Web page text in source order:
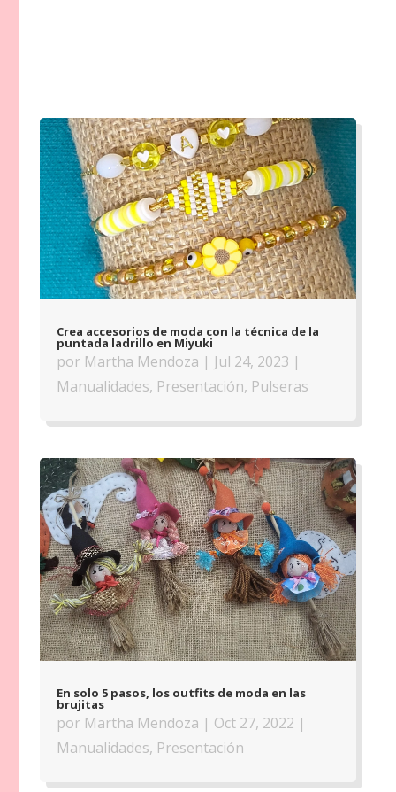
Crea accesorios de moda con la técnica de la
puntada ladrillo en Miyuki
por Martha Mendoza | Jul 24, 2023 |
Manualidades, Presentación, Pulseras
En solo 5 pasos, los outfits de moda en las
brujitas
por Martha Mendoza | Oct 27, 2022 |
Manualidades, Presentación